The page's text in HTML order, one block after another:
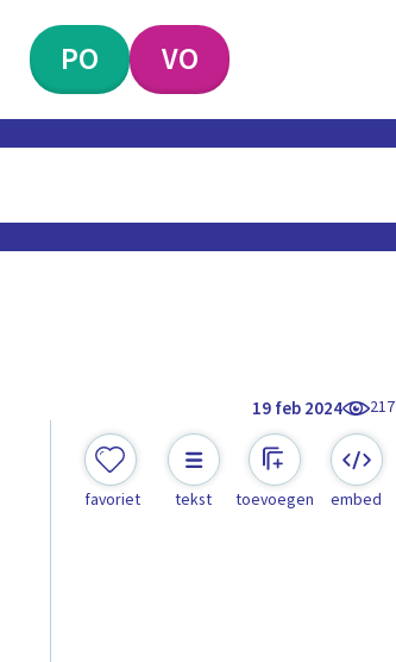
PO VO
19 feb 2024 217
favoriet tekst toevoegen embed